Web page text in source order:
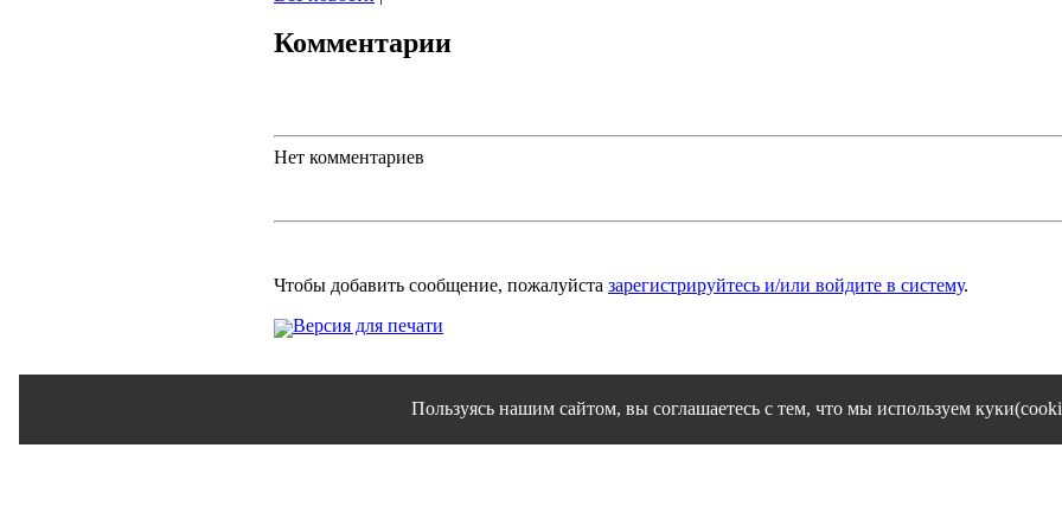
Комментарии
Нет комментариев
Чтобы добавить сообщение, пожалуйста зарегистрируйтесь и/или войдите в систему.
Версия для печати
Пользуясь нашим сайтом, вы соглашаетесь с тем, что мы используем